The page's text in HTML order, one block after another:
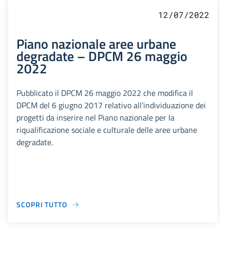
12/07/2022
Piano nazionale aree urbane
degradate – DPCM 26 maggio
2022
Pubblicato il DPCM 26 maggio 2022 che modifica il
DPCM del 6 giugno 2017 relativo all’individuazione dei
progetti da inserire nel Piano nazionale per la
riqualificazione sociale e culturale delle aree urbane
degradate.
SCOPRI TUTTO